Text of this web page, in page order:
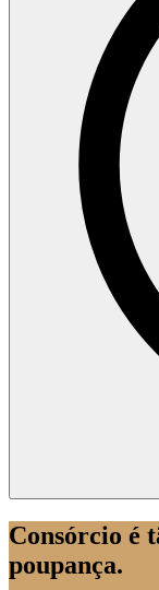
Consórcio é
poupança.